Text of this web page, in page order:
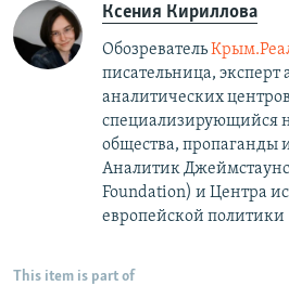
Ксения Кириллова
Обозреватель
писательница,
аналитических
специализирующийся
общества, пропаганды
Аналитик
Foundation) и Центра
европейской
This item is part of